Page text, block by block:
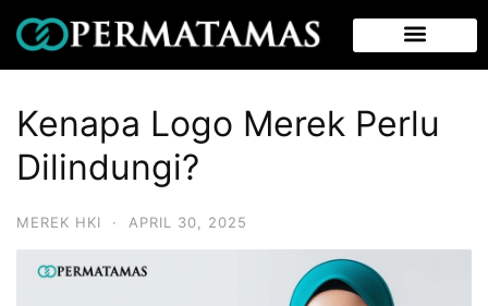
Kenapa Logo Merek Perlu
Dilindungi?
MEREK HKI · APRIL 30, 2025